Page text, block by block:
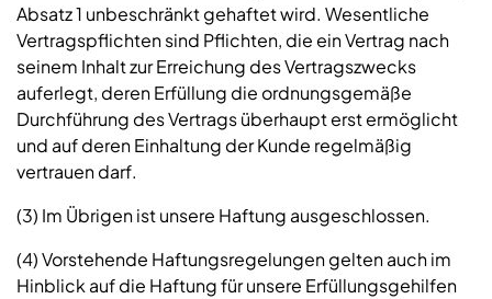
Absatz 1 unbeschränkt gehaftet wird. Wesentliche
Vertragspflichten sind Pflichten, die ein Vertrag nach
seinem Inhalt zur Erreichung des Vertragszwecks
auferlegt, deren Erfüllung die ordnungsgemäße
Durchführung des Vertrags überhaupt erst ermöglicht
und auf deren Einhaltung der Kunde regelmäßig
vertrauen darf.
(3) Im Übrigen ist unsere Haftung ausgeschlossen.
(4) Vorstehende Haftungsregelungen gelten auch im
Hinblick auf die Haftung für unsere Erfüllungsgehilfen